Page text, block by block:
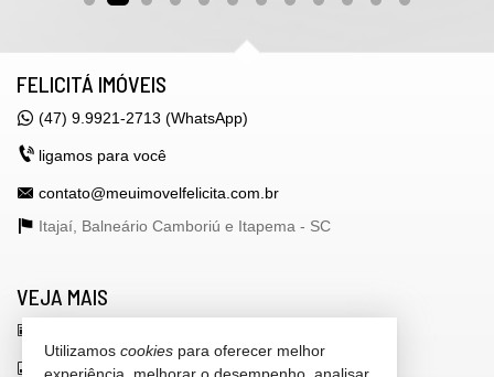
FELICITÁ IMÓVEIS
(47) 9.9921-2713 (WhatsApp)
ligamos para você
contato@meuimovelfelicita.com.br
Itajaí, Balneário Camboriú e Itapema - SC
VEJA MAIS
indicadores financeiros
Utilizamos cookies para oferecer melhor